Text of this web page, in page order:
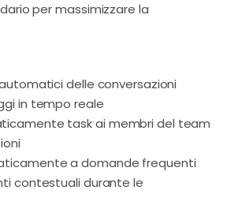
per massimizzare la
delle conversazioni
in tempo reale
task ai membri del team
a domande frequenti
contestuali durante le